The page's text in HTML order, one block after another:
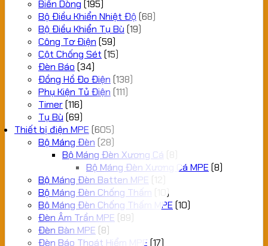
Biến Dòng (195)
Bộ Điều Khiển Nhiệt Độ (68)
Bộ Điều Khiển Tụ Bù (19)
Công Tơ Điện (59)
Cột Chống Sét (15)
Đèn Báo (34)
Đồng Hồ Đo Điện (138)
Phụ Kiện Tủ Điện (111)
Timer(116)
Tụ Bù (69)
Thiết bị điện MPE (605)
Bộ Máng Đèn (28)
Bộ Máng Đèn Xương Cá (8)
Bộ Máng Đèn Xương Cá MPE (8)
Bộ Máng Đèn Batten MPE (12)
Bộ Máng Đèn Chống Thấm
(10)
Bộ Máng Đèn Chống Thấm MPE (10)
Đèn Âm Trần MPE (89)
Đèn Bàn MPE (8)
Đèn Báo Thoát Hiểm MPE (17)